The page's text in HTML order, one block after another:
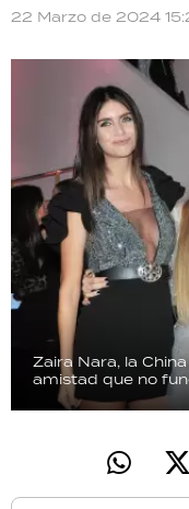
22 Marzo de 2024
Zaira Nara, la
amistad que no
RECETAS
PALABRAS
HORÓSCOPO
Seguinos